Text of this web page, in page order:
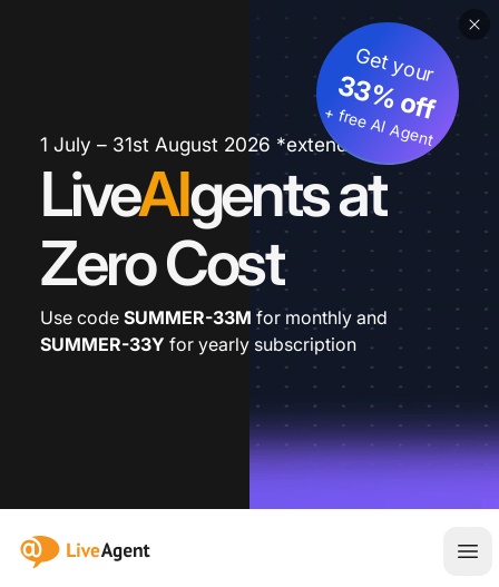
1 July – 31st August 2026 *extended
LiveAIgents at
Zero Cost
Get your
33% off
+ free AI Agent
Use code SUMMER-33M for monthly and
SUMMER-33Y for yearly subscription
:site.title